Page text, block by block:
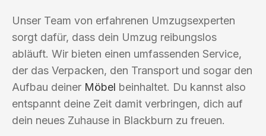
Unser Team von erfahrenen Umzugsexperten
sorgt dafür, dass dein Umzug reibungslos
abläuft. Wir bieten einen umfassenden Service,
der das Verpacken, den Transport und sogar den
Aufbau deiner Möbel beinhaltet. Du kannst also
entspannt deine Zeit damit verbringen, dich auf
dein neues Zuhause in Blackburn zu freuen.